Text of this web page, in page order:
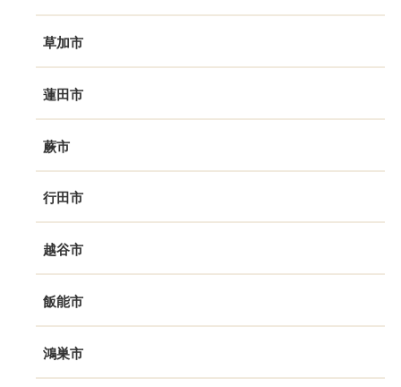
草加市
蓮田市
蕨市
行田市
越谷市
飯能市
鴻巣市